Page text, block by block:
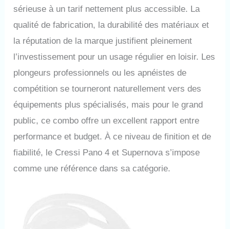
sérieuse à un tarif nettement plus accessible. La
qualité de fabrication, la durabilité des matériaux et
la réputation de la marque justifient pleinement
l’investissement pour un usage régulier en loisir. Les
plongeurs professionnels ou les apnéistes de
compétition se tourneront naturellement vers des
équipements plus spécialisés, mais pour le grand
public, ce combo offre un excellent rapport entre
performance et budget. À ce niveau de finition et de
fiabilité, le Cressi Pano 4 et Supernova s’impose
comme une référence dans sa catégorie.